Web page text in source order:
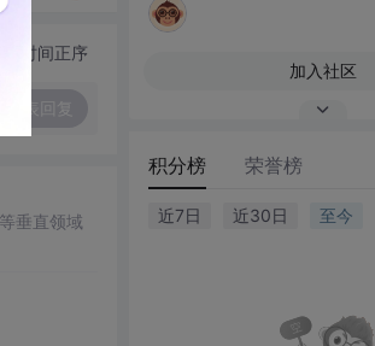
时间正序
垂直领域
加入社区
积分榜 荣誉榜
近7日 近30日 至今